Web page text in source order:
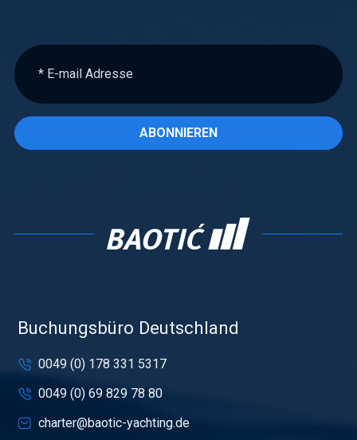
ABONNIEREN
Buchungsbüro Deutschland
0049 (0) 178 331 5317
0049 (0) 69 829 78 80
charter@baotic-yachting.de